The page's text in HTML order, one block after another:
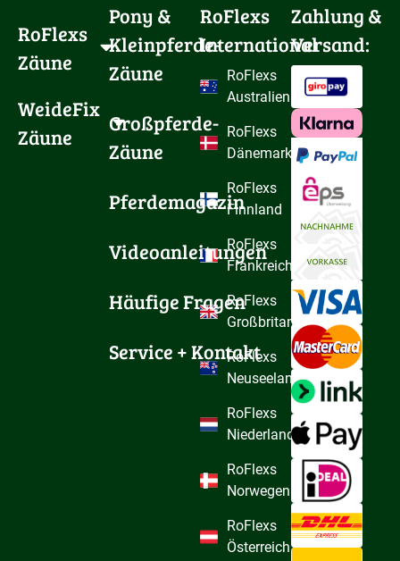
RoFlexs
Zäune
WeideFix
Zäune
Pony &
Kleinpferde-
Zäune
Großpferde-
Zäune
Pferdemagazin
Videoanleitungen
Häufige Fragen
Service + Kontakt
RoFlexs
International
RoFlexs
Australien
RoFlexs
Dänemark
RoFlexs
Finnland
RoFlexs
Frankreich
RoFlexs
Großbritannien
RoFlexs
Neuseeland
RoFlexs
Niederlande
RoFlexs
Norwegen
RoFlexs
Österreich
Zahlung &
Versand: